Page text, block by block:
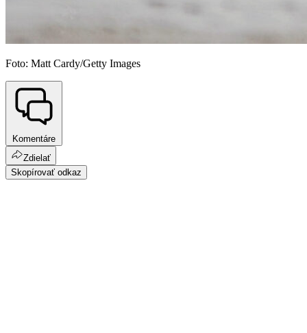
Foto: Matt Cardy/Getty Images
Komentáre
Zdielať
Skopírovať odkaz